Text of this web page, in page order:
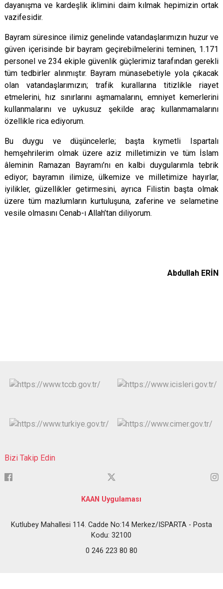
dayanışma ve kardeşlik iklimini daim kılmak hepimizin ortak
vazifesidir.
Bayram süresince ilimiz genelinde vatandaşlarımızın huzur ve
güven içerisinde bir bayram geçirebilmelerini teminen, 1.171
personel ve 234 ekiple güvenlik güçlerimiz tarafından gerekli
tüm tedbirler alınmıştır. Bayram münasebetiyle yola çıkacak
olan vatandaşlarımızın; trafik kurallarına titizlikle riayet
etmelerini, hız sınırlarını aşmamalarını, emniyet kemerlerini
kullanmalarını ve uykusuz şekilde araç kullanmamalarını
özellikle rica ediyorum.
Bu duygu ve düşüncelerle; başta kıymetli Ispartalı
hemşehrilerim olmak üzere aziz milletimizin ve tüm İslam
âleminin Ramazan Bayramı’nı en kalbi duygularımla tebrik
ediyor; bayramın ilimize, ülkemize ve milletimize hayırlar,
iyilikler, güzellikler getirmesini, ayrıca Filistin başta olmak
üzere tüm mazlumların kurtuluşuna, zaferine ve selametine
vesile olmasını Cenab-ı Allah’tan diliyorum.
Abdullah ERİN
Bizi Takip Edin
KAAN Uygulaması
Kutlubey Mahallesi 114. Cadde No:14 Merkez/ISPARTA - Posta
Kodu: 32100
0 246 223 80 80